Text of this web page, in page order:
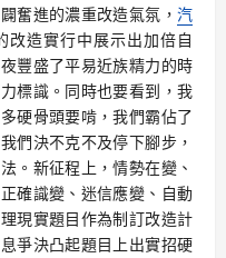
奮進的濃重改造氣氛， 汽
改造實行中展示出加倍自
豐盛了平易近族精力的時
標識。同時也要看到，我
硬骨頭要啃，我們霸佔了
們決不克不及停下腳步，
。新征程上，情勢在變、
確識變、迷信應變、自動
現實題目作為制訂改造計
爭決凸起題目上出實招硬